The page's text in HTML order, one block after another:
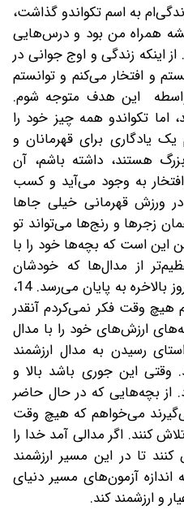
به اسم تکواندو گذاشت،
همراه من بود و درس‌هایی
اینکه زندگی و اوج جوانی در
و افتخار می‌کنم و توانستم
این هدف متوجه شوم.
اما تکواندو همه چیز خود را
یادگاری برای قهرمانان و
هستند، داشته باشم، آن
به وجود می‌آید و کسب
ورزش قهرمانی خیلی جاها
زجرها و رنج‌ها می‌تواند تو
این است که بچه‌ها خود را با
از مدال‌ها که خودشان
هستند تعریف کنند. مدال یک روز بالاخره به پایان می‌رسد. 14،
هیچ وقت فکر نمی‌کردم آنقدر
ارزش‌های خود را با مدال
رسیدن به مدال ارزشمند
این جوری باشد بالا و
از بچه‌هایی که در حال حاضر
می‌خواهم که هیچ وقت
کنند. اگر مدالی آمد خدا را
تا در این مسیر ارزشمند
آزمون‌های مسیر دنیای
و ارزشمند کند.